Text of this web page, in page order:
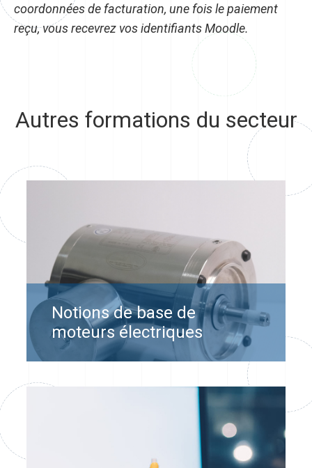
coordonnées de facturation, une fois le paiement
reçu, vous recevrez vos identifiants Moodle.
Autres formations du secteur
Notions de base de
moteurs électriques